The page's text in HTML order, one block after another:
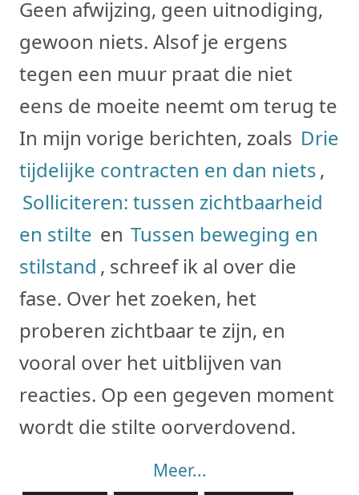
Geen afwijzing, geen uitnodiging,
gewoon niets. Alsof je ergens
tegen een muur praat die niet
eens de moeite neemt om terug te
In mijn vorige berichten, zoals Drie
tijdelijke contracten en dan niets,
Solliciteren: tussen zichtbaarheid
en stilte en Tussen beweging en
stilstand , schreef ik al over die
fase. Over het zoeken, het
proberen zichtbaar te zijn, en
vooral over het uitblijven van
reacties. Op een gegeven moment
wordt die stilte oorverdovend.
Meer...